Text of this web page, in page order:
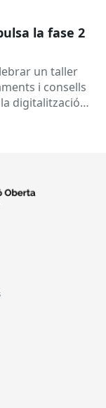
la fase 2
un taller
i consells
digitalització